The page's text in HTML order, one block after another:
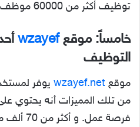
توظيف أكثر من 60000 موظف.
خامساً: موقعwzayef
التوظيف
موقع wzayef.net يوفر
من تلك المميزات أنه يحتوي
فرصة